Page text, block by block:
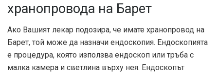
хранопровода на Барет
Ако Вашият лекар подозира, че имате хранопровод на
Барет, той може да назначи ендоскопия. Ендоскопията
е процедура, която използва ендоскоп или тръба с
малка камера и светлина върху нея. Ендоскопът